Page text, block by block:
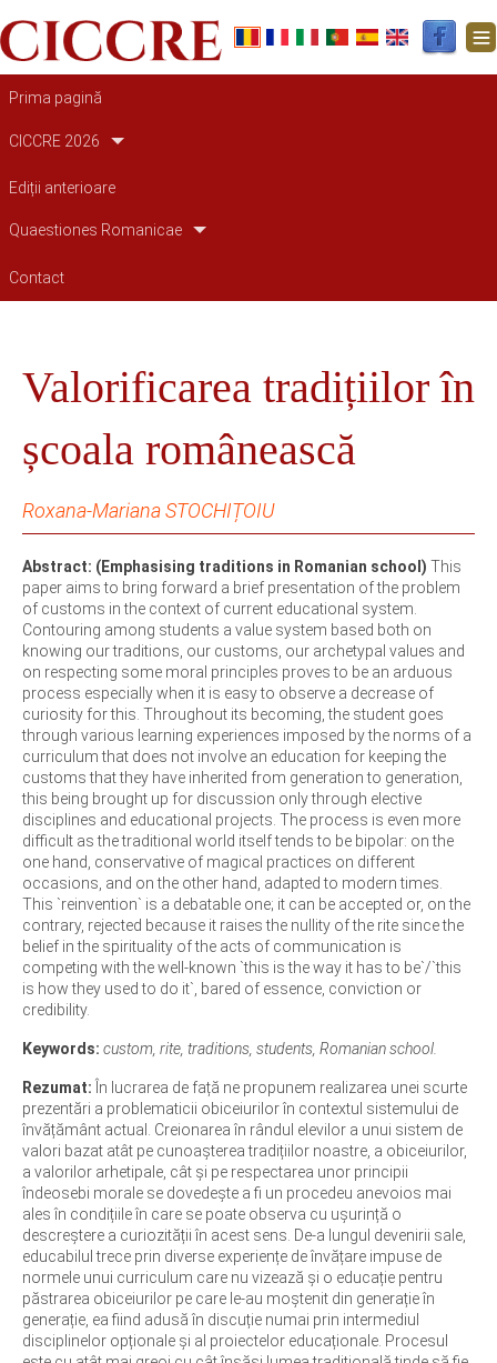
Main navigation
Prima pagină
CICCRE 2026
Ediții anterioare
Quaestiones Romanicae
Contact
Valorificarea tradițiilor în
școala românească
Roxana-Mariana STOCHIȚOIU
Abstract: (Emphasising traditions in Romanian school) This
paper aims to bring forward a brief presentation of the problem
of customs in the context of current educational system.
Contouring among students a value system based both on
knowing our traditions, our customs, our archetypal values and
on respecting some moral principles proves to be an arduous
process especially when it is easy to observe a decrease of
curiosity for this. Throughout its becoming, the student goes
through various learning experiences imposed by the norms of a
curriculum that does not involve an education for keeping the
customs that they have inherited from generation to generation,
this being brought up for discussion only through elective
disciplines and educational projects. The process is even more
difficult as the traditional world itself tends to be bipolar: on the
one hand, conservative of magical practices on different
occasions, and on the other hand, adapted to modern times.
This `reinvention` is a debatable one; it can be accepted or, on the
contrary, rejected because it raises the nullity of the rite since the
belief in the spirituality of the acts of communication is
competing with the well-known `this is the way it has to be`/`this
is how they used to do it`, bared of essence, conviction or
credibility.
Keywords: custom, rite, traditions, students, Romanian school.
Rezumat: În lucrarea de față ne propunem realizarea unei scurte
prezentări a problematicii obiceiurilor în contextul sistemului de
învățământ actual. Creionarea în rândul elevilor a unui sistem de
valori bazat atât pe cunoașterea tradițiilor noastre, a obiceiurilor,
a valorilor arhetipale, cât și pe respectarea unor principii
îndeosebi morale se dovedește a fi un procedeu anevoios mai
ales în condițiile în care se poate observa cu ușurință o
descreștere a curiozității în acest sens. De-a lungul devenirii sale,
educabilul trece prin diverse experiențe de învățare impuse de
normele unui curriculum care nu vizează și o educație pentru
păstrarea obiceiurilor pe care le-au moștenit din generație în
generație, ea fiind adusă în discuție numai prin intermediul
disciplinelor opționale și al proiectelor educaționale. Procesul